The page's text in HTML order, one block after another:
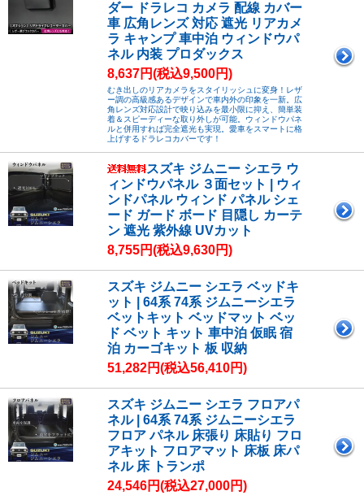
ダー ドラレコ カメラ 配線 カバー
車 広角レンズ 対応 遮光 リアカメ
ラ キャンプ 車中泊 ウィンドウパ
ネル 内装 プロダックス
8,637円(税込9,500円)
むき出しのリアカメラをスタイリッシュに変身！レザ
ー調の高級感あるデザインで車内外の印象を一新。広
角レンズ対応設計で映り込みを最小限に抑え、簡単装
着＆スピーディーな取り外しが可能。ウィンドウパネ
ルと併用すれば完全遮光も実現。愛車をスマートに格
上げするドラレコカバーです！
スズキ ジムニー シエラ ウ
ィンドウパネル ３面セット | ウィ
ンドパネル ウィンド パネル シェ
ード ガード ボード 目隠し カーテ
ン 遮光 紫外線 UVカット
8,755円(税込9,630円)
スズキ ジムニー シエラ ベッドキ
ット | 64系 74系 ジムニーシエラ
ベットキット ベッドマット ベッ
ド ベット キット 車中泊 仮眠 宿
泊 カーゴキット 板 収納
51,282円(税込56,410円)
スズキ ジムニー シエラ フロアパ
ネル | 64系 74系 ジムニーシエラ
フロア パネル 床張り 床貼り フロ
アキット フロアマット 床板 床パ
ネル 床 トランポ
24,546円(税込27,000円)